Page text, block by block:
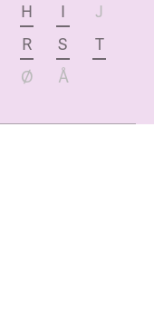
H I
J
R S
T
Ø Å